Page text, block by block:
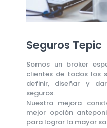
Seguros Tepic
Somos un broker
clientes de todos los
definir, diseñar y
seguros.
Nuestra mejora
mejor opción
para lograr la mayor